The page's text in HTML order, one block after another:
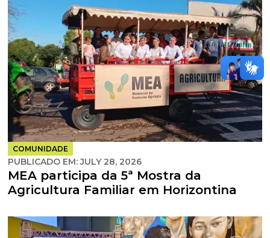
COMUNIDADE
PUBLICADO EM:JULY 28, 2026
MEA participa da 5ª Mostra da
Agricultura Familiar em Horizontina